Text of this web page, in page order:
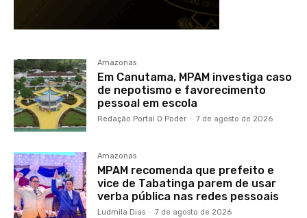
Amazonas
Em Canutama, MPAM investiga caso
de nepotismo e favorecimento
pessoal em escola
Redação Portal O Poder - 7 de agosto de 2026
Amazonas
MPAM recomenda que prefeito e
vice de Tabatinga parem de usar
verba pública nas redes pessoais
Ludmila Dias - 7 de agosto de 2026